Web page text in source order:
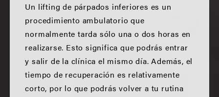
Un lifting de párpados inferiores es un
procedimiento ambulatorio que
normalmente tarda sólo una o dos horas en
realizarse. Esto significa que podrás entrar
y salir de la clínica el mismo día. Además, el
tiempo de recuperación es relativamente
corto, por lo que podrás volver a tu rutina